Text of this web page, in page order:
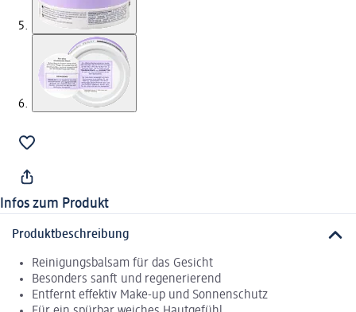
Infos zum Produkt
Produktbeschreibung
Reinigungsbalsam für das Gesicht
Besonders sanft und regenerierend
Entfernt effektiv Make-up und Sonnenschutz